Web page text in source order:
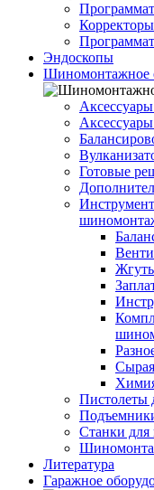
Эндоскопы
Шиномонтажное
Готовые
Пистолеты
Станки для
Литература
Гаражное